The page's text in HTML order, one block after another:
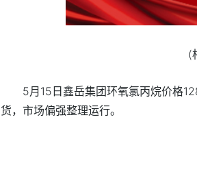
(
5月15日鑫岳集团环氧氯丙烷价格
货，市场偏强整理运行。